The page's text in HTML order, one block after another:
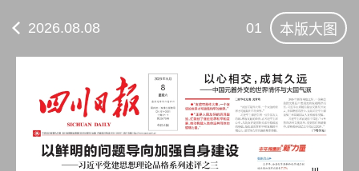
2026.08.08 01 本版大图